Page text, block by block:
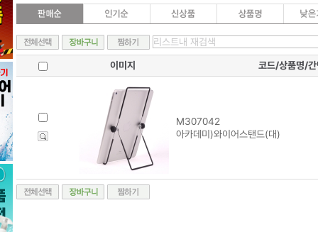
이미지 코드/상품명/간
M307042
아카데미)와이어스탠드(대)